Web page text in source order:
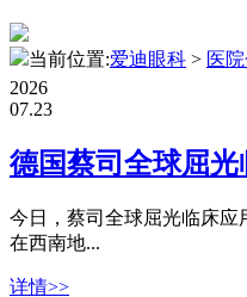
当前位置:爱迪眼科 > 医
2026
07.23
德国蔡司全球屈
今日，蔡司全球屈光临床应
在西南地...
详情>>